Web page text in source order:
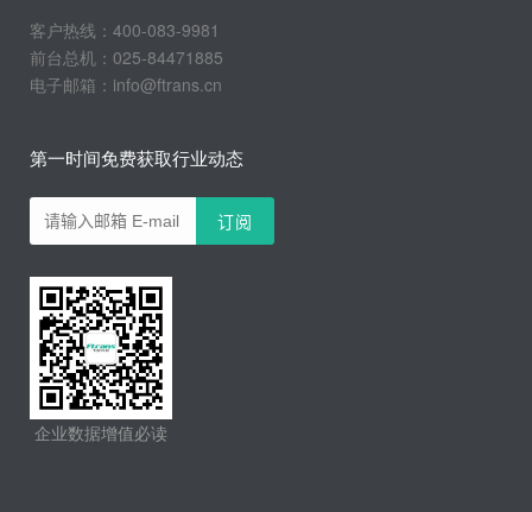
客户热线：400-083-9981
前台总机：025-84471885
电子邮箱：info@ftrans.cn
第一时间免费获取行业动态
企业数据增值必读